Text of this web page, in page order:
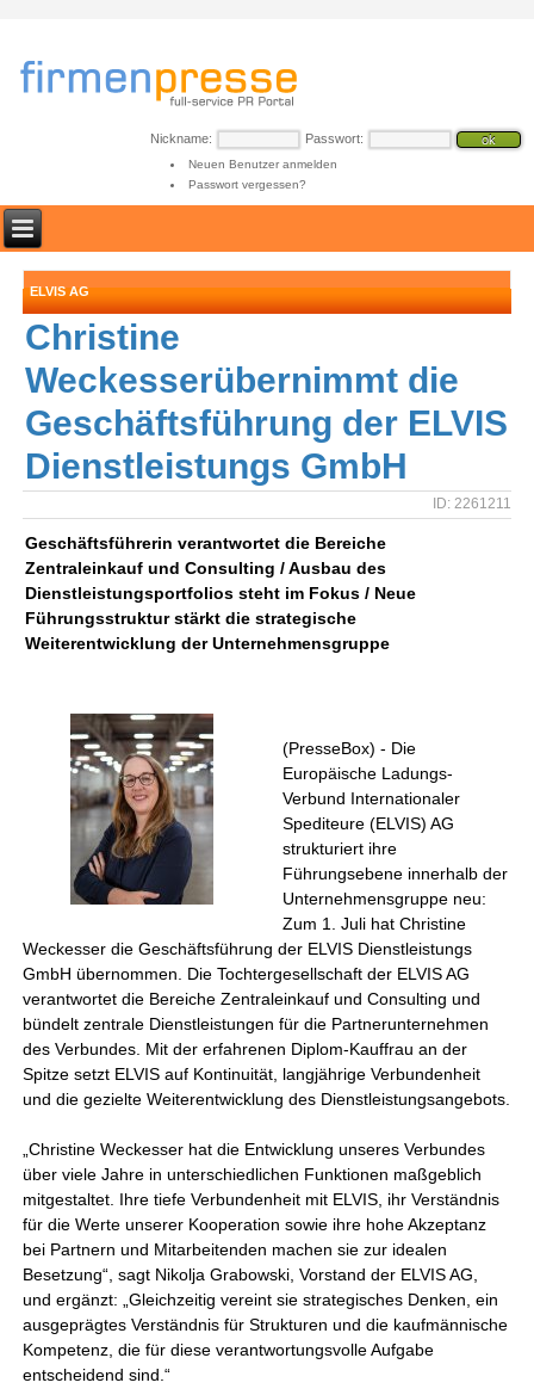
Nickname: Passwort:
Neuen Benutzer anmelden
Passwort vergessen?
ELVIS AG
Christine
Weckesserübernimmt die
Geschäftsführung der ELVIS
Dienstleistungs GmbH
ID: 2261211
Geschäftsführerin verantwortet die Bereiche
Zentraleinkauf und Consulting / Ausbau des
Dienstleistungsportfolios steht im Fokus / Neue
Führungsstruktur stärkt die strategische
Weiterentwicklung der Unternehmensgruppe
(PresseBox) - Die
Europäische Ladungs-
Verbund Internationaler
Spediteure (ELVIS) AG
strukturiert ihre
Führungsebene innerhalb der
Unternehmensgruppe neu:
Zum 1. Juli hat Christine
Weckesser die Geschäftsführung der ELVIS Dienstleistungs
GmbH übernommen. Die Tochtergesellschaft der ELVIS AG
verantwortet die Bereiche Zentraleinkauf und Consulting und
bündelt zentrale Dienstleistungen für die Partnerunternehmen
des Verbundes. Mit der erfahrenen Diplom-Kauffrau an der
Spitze setzt ELVIS auf Kontinuität, langjährige Verbundenheit
und die gezielte Weiterentwicklung des Dienstleistungsangebots.
„Christine Weckesser hat die Entwicklung unseres Verbundes
über viele Jahre in unterschiedlichen Funktionen maßgeblich
mitgestaltet. Ihre tiefe Verbundenheit mit ELVIS, ihr Verständnis
für die Werte unserer Kooperation sowie ihre hohe Akzeptanz
bei Partnern und Mitarbeitenden machen sie zur idealen
Besetzung“, sagt Nikolja Grabowski, Vorstand der ELVIS AG,
und ergänzt: „Gleichzeitig vereint sie strategisches Denken, ein
ausgeprägtes Verständnis für Strukturen und die kaufmännische
Kompetenz, die für diese verantwortungsvolle Aufgabe
entscheidend sind.“